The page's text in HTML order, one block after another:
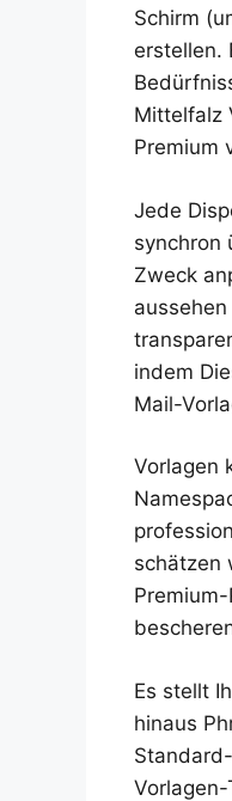
Schirm
erstellen.
Mittelfalz
Premium
Jede
synchron
Zweck
indem
Mail-
Vorlagen
schätzen
Es stellt
hinaus